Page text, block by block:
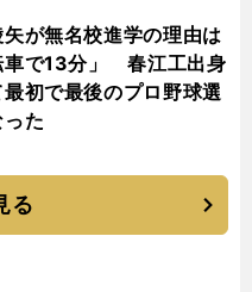
が無名校進学の理由は
車で13分」 春江工出身
最初で最後のプロ野球選
た
る